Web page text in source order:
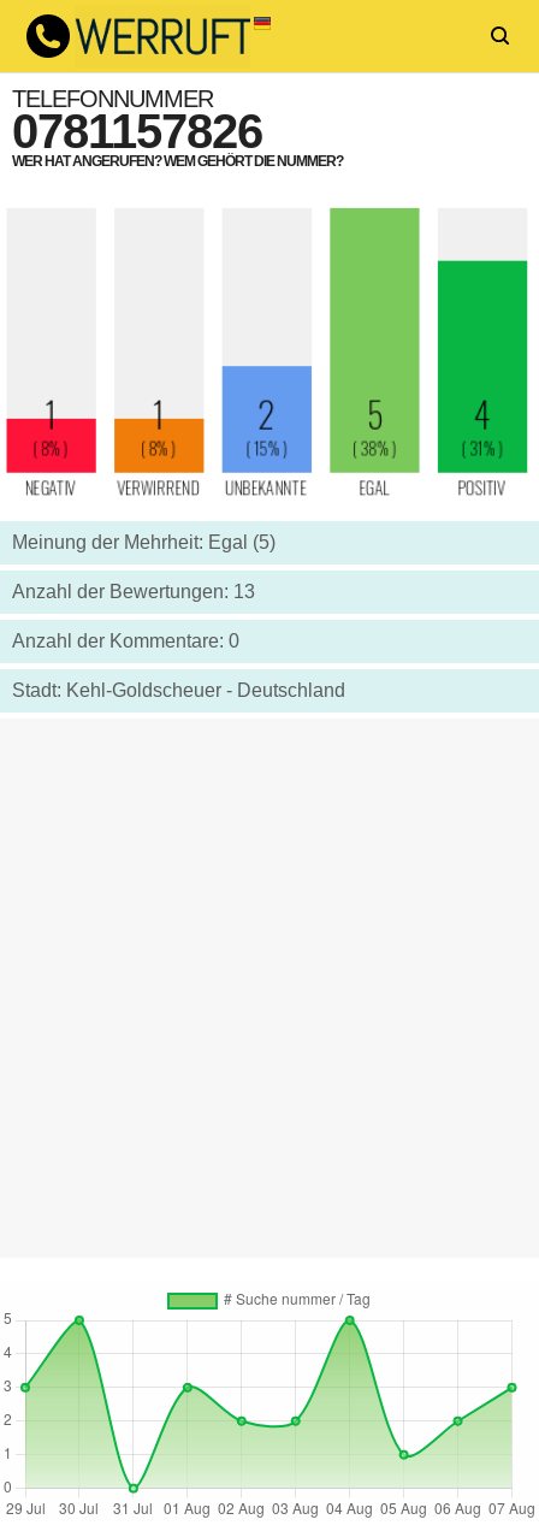
TELEFONNUMMER
0781157826
WER HAT ANGERUFEN? WEM GEHÖRT DIE NUMMER?
Meinung der Mehrheit: Egal (5)
Anzahl der Bewertungen: 13
Anzahl der Kommentare: 0
Stadt: Kehl-Goldscheuer - Deutschland